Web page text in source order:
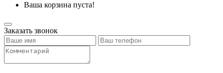
Ваша корзина пуста!
Заказать звонок